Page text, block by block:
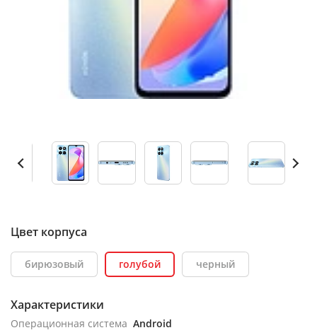
Цвет корпуса
бирюзовый голубой черный
Характеристики
Операционная система Android